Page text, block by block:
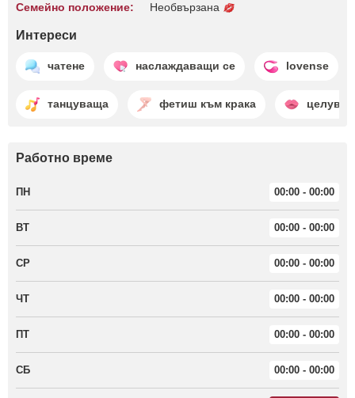
Семейно положение: Необвързана
Интереси
чатене наслаждаващи се lovense
танцуваща фетиш към крака
Работно време
ПН 00:00 - 00:00
ВТ 00:00 - 00:00
СР 00:00 - 00:00
ЧТ 00:00 - 00:00
ПТ 00:00 - 00:00
СБ 00:00 - 00:00